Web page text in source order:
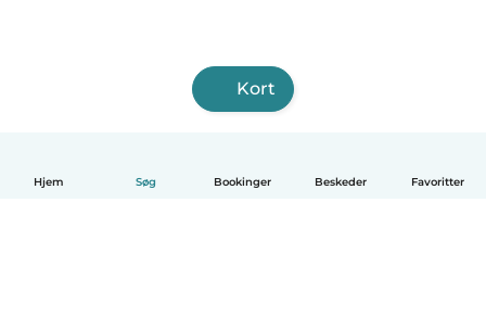
Hjem Søg Bookinger Beskeder Favoritter
Kort